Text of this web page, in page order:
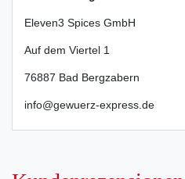
Eleven3 Spices GmbH
Auf dem Viertel 1
76887 Bad Bergzabern
info@gewuerz-express.de